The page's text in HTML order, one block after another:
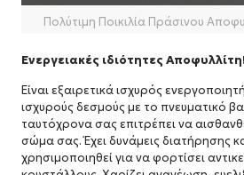
Πολύτιμη Ποικιλία Πράσινου
Ενεργειακές ιδιότητες Αποφυλλίτη!
Είναι εξαιρετικά ισχυρός
ισχυρούς δεσμούς με το πνευματικό
ταυτόχρονα σας επιτρέπει να
σώμα σας. Έχει δυνάμεις διατήρησης
χρησιμοποιηθεί για να φορτίσει